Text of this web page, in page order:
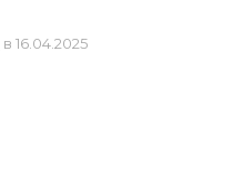
в 16.04.2025